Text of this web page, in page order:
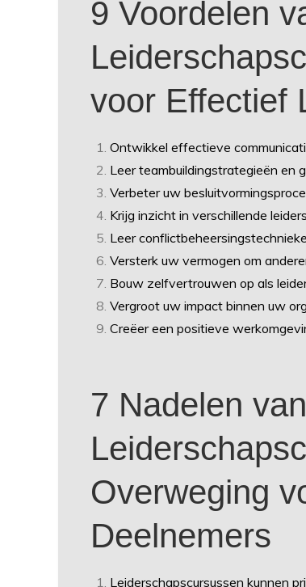
9 Voordelen
voor Effectief
Ontwikkel effectieve
Leer teambuildingstrategieën en
Verbeter uw
Krijg inzicht in verschillende
Leer
Versterk uw vermogen om
Bouw zelfvertrouwen op als
Vergroot uw impact binnen uw
Creëer een positieve
7 Nadelen van
Overweging
Deelnemers
Leiderschapscursussen kunnen